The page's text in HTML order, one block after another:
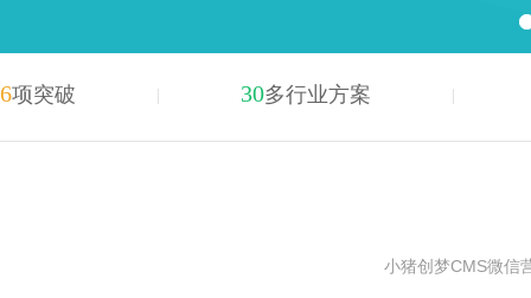
6项突破 30多行业方案
小猪创梦CMS微信